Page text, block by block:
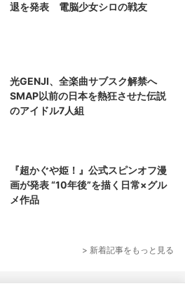
退を発表 電脳少女シロの戦友
光GENJI、全楽曲サブスク解禁へ
SMAP以前の日本を熱狂させた伝説
のアイドル7人組
『超かぐや姫！』公式スピンオフ漫
画が発表 “10年後”を描く日常×グル
メ作品
> 新着記事をもっと見る